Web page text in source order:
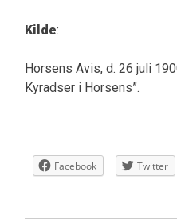
Kilde:
Horsens Avis, d. 26 juli
Kyradser i Horsens”.
Facebook Twitter